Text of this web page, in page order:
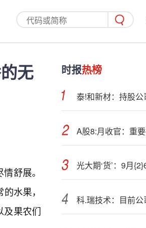
无
舒展。
水果，
及果农们
时报热榜
光大期‘货’：9月
科.瑞技术：目前